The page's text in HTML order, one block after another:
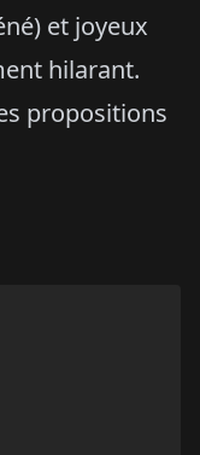
et joyeux
hilarant.
propositions